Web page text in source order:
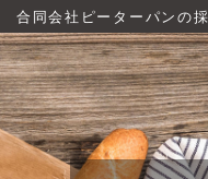
合同会社ピーターパンの